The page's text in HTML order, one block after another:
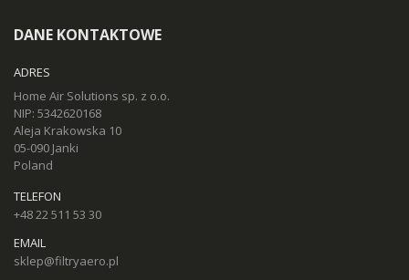
DANE KONTAKTOWE
ADRES
Home Air Solutions sp. z o.o.
NIP: 5342620168
Aleja Krakowska 10
05-090 Janki
Poland
TELEFON
+48 22 511 53 30
EMAIL
sklep@filtryaero.pl